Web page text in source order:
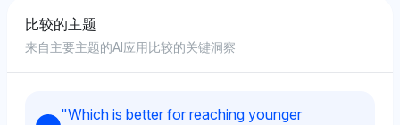
比较的主题
来自主要主题的AI应用比较的关键洞察
"Which is better for reaching younger